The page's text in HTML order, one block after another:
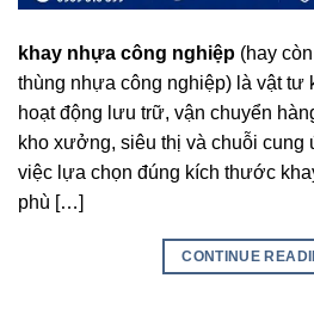
khay nhựa công nghiệp (hay
thùng nhựa công nghiệp) là vật tư
hoạt động lưu trữ, vận chuyển
kho xưởng, siêu thị và chuỗi cung
việc lựa chọn đúng kích thước
phù […]
CONTINUE